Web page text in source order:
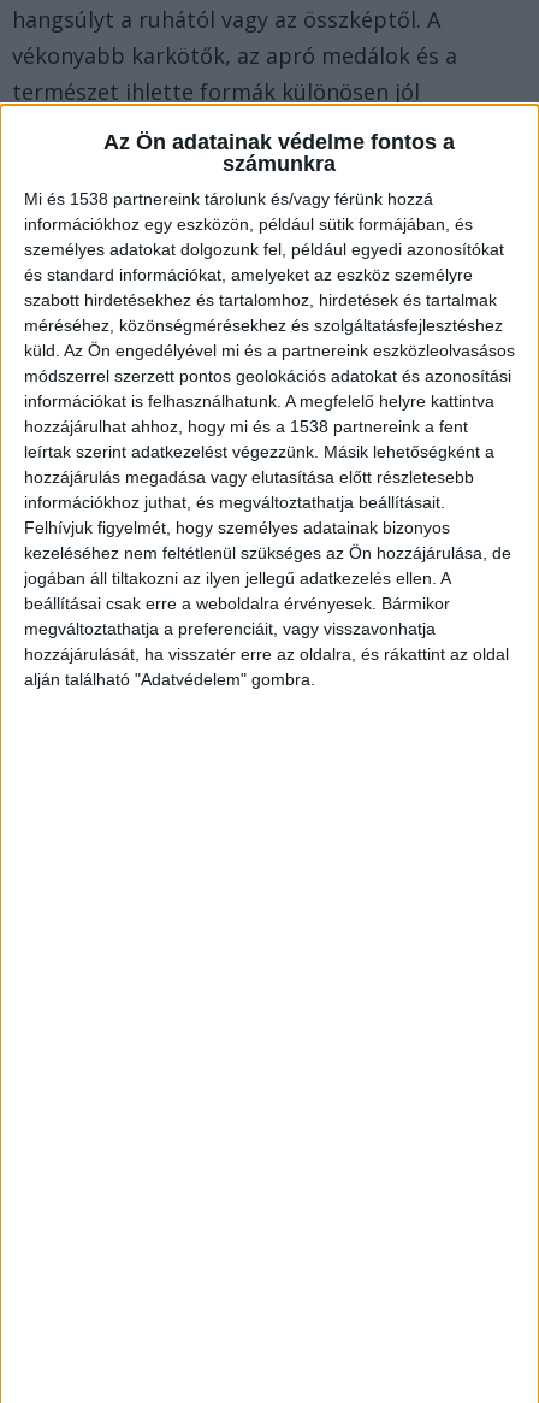
Az Ön adatainak védelme fontos a
számunkra
Mi és 1538 partnereink tárolunk és/vagy férünk hozzá
információkhoz egy eszközön, például sütik formájában, és
személyes adatokat dolgozunk fel, például egyedi azonosítókat
és standard információkat, amelyeket az eszköz személyre
szabott hirdetésekhez és tartalomhoz, hirdetések és tartalmak
méréséhez, közönségmérésekhez és szolgáltatásfejlesztéshez
küld. Az Ön engedélyével mi és a partnereink eszközleolvasásos
módszerrel szerzett pontos geolokációs adatokat és azonosítási
információkat is felhasználhatunk. A megfelelő helyre kattintva
hozzájárulhat ahhoz, hogy mi és a 1538 partnereink a fent
leírtak szerint adatkezelést végezzünk. Másik lehetőségként a
hozzájárulás megadása vagy elutasítása előtt részletesebb
információkhoz juthat, és megváltoztathatja beállításait.
Felhívjuk figyelmét, hogy személyes adatainak bizonyos
kezeléséhez nem feltétlenül szükséges az Ön hozzájárulása, de
jogában áll tiltakozni az ilyen jellegű adatkezelés ellen. A
beállításai csak erre a weboldalra érvényesek. Bármikor
megváltoztathatja a preferenciáit, vagy visszavonhatja
hozzájárulását, ha visszatér erre az oldalra, és rákattint az oldal
alján található "Adatvédelem" gombra.
hangsúlyt a ruhától vagy az összképtől. A
vékonyabb karkötők, az apró medálok és a
természet ihlette formák különösen jól
működnek a strandos, világos és légies
összeállítások mellett.
Miért más a nyári kiegészítő viselés?
A nyár azért is kedvez az ékszereknek, mert a
ruhák könnyebbek, a szabások szellősebbek, és
több bőrfelület marad látható. Emiatt még egy
kisebb darab is sokkal erősebben tud hatni, mint
az év más időszakaiban. Egy apró charm például
egészen más összhatást kelt egy ujjatlan nyári
felsővel vagy egy könnyű strandruhával, mint
amikor vastag anyagok rejtik el.
A rétegezés szintén népszerű nyáron, de itt is
fontos a mérték. Egy vékony lánc, egy diszkrét